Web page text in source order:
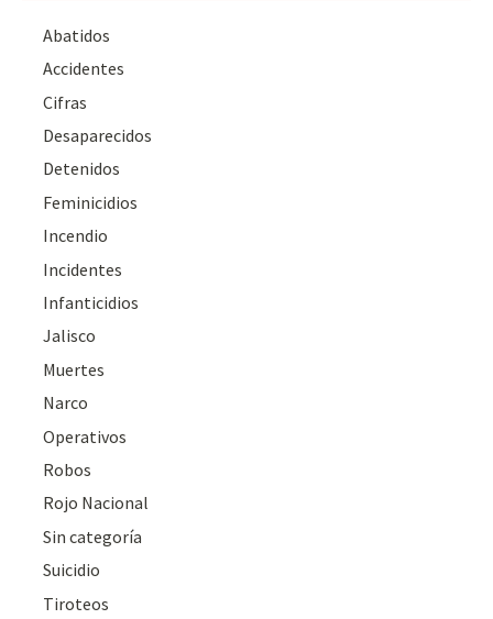
Abatidos
Accidentes
Cifras
Desaparecidos
Detenidos
Feminicidios
Incendio
Incidentes
Infanticidios
Jalisco
Muertes
Narco
Operativos
Robos
Rojo Nacional
Sin categoría
Suicidio
Tiroteos